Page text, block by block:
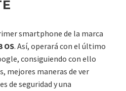
smartphone de la marca
OS. Así, operará con el último
consiguiendo con ello
mejores maneras de ver
de seguridad y una